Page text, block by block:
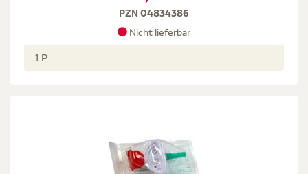
PZN 04834386
Nicht lieferbar
1 P